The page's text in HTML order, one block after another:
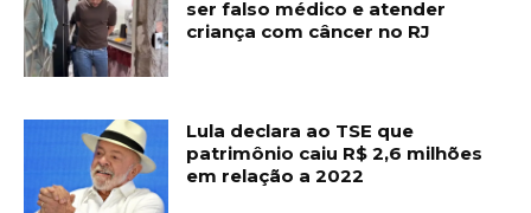
ser falso médico e atender
criança com câncer no RJ
Lula declara ao TSE que
patrimônio caiu R$ 2,6 milhões
em relação a 2022